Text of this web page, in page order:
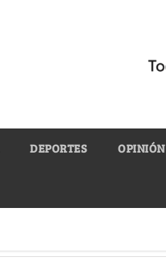
DEPORTES OPINIÓN